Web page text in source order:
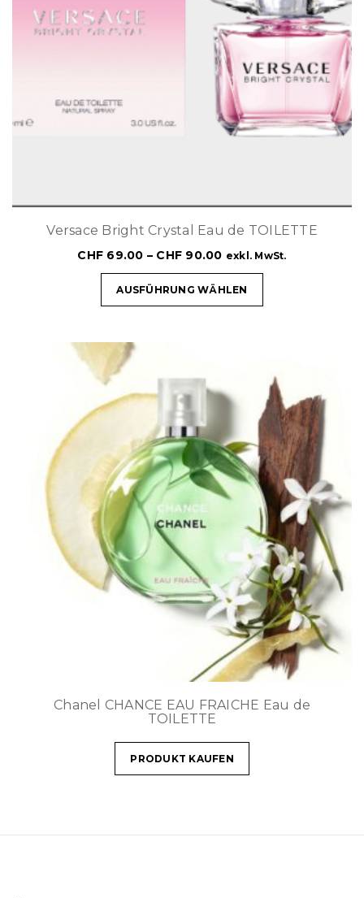
Versace Bright Crystal Eau de TOILETTE
CHF 69.00 – CHF 90.00 exkl. MwSt.
AUSFÜHRUNG WÄHLEN
Chanel CHANCE EAU FRAICHE Eau de
TOILETTE
PRODUKT KAUFEN